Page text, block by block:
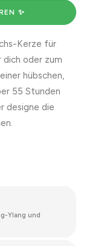
✨
Kerze für
dich oder zum
hübschen,
55 Stunden
designe die
Ylang und